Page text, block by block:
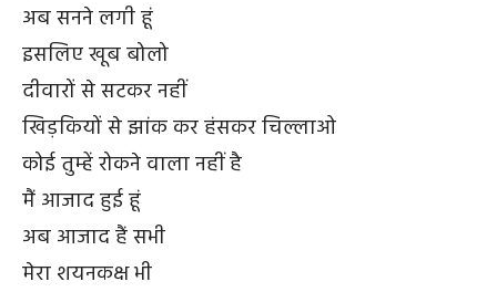
अब सनने लगी हूं
इसलिए खूब बोलो
दीवारों से सटकर नहीं
खिड़कियों से झांक कर हंसकर चिल्लाओ
कोई तुम्हें रोकने वाला नहीं है
मैं आजाद हुई हूं
अब आजाद हैं सभी
मेरा शयनकक्ष भी